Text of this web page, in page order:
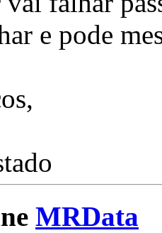
e pode
MRData